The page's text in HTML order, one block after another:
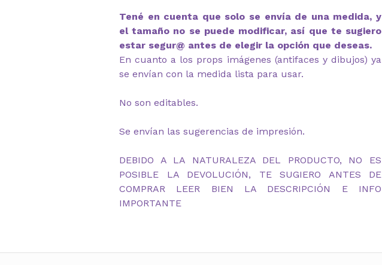
Tené en cuenta que solo se envía de una medida, y
el tamaño no se puede modificar, así que te sugiero
estar segur@ antes de elegir la opción que deseas.
En cuanto a los props imágenes (antifaces y dibujos) ya
se envían con la medida lista para usar.
No son editables.
Se envían las sugerencias de impresión.
DEBIDO A LA NATURALEZA DEL PRODUCTO, NO ES
POSIBLE LA DEVOLUCIÓN, TE SUGIERO ANTES DE
COMPRAR LEER BIEN LA DESCRIPCIÓN E INFO
IMPORTANTE